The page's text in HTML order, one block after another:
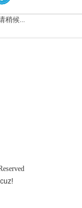
稍候...